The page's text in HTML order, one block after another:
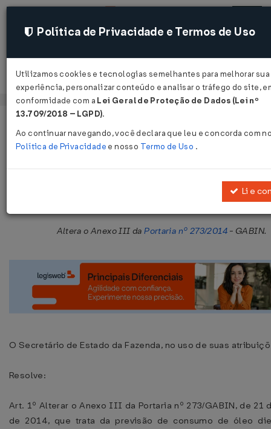
Acessar
Publicado no DOE - MA em 25 nov 2015
Altera o Anexo III daPortaria nº 273/2014- GABIN.
O Secretário de Estado da Fazenda, no uso de suas
Resolve:
Art. 1º Alterar o Anexo III da Portaria nº 273/GABIN, de 21
de 2014, que trata da previsão de consumo de óleo
Política de Privacidade e Termos de Uso
Utilizamos cookies e tecnologias semelhantes para melhorar sua
experiência, personalizar conteúdo e analisar o tráfego do site,
conformidade com a Lei Geral de Proteção de Dados (Lei nº
13.709/2018 – LGPD).
Ao continuar navegando, você declara que leu e concorda com
Política de Privacidade e nosso Termo de Uso .
Li e